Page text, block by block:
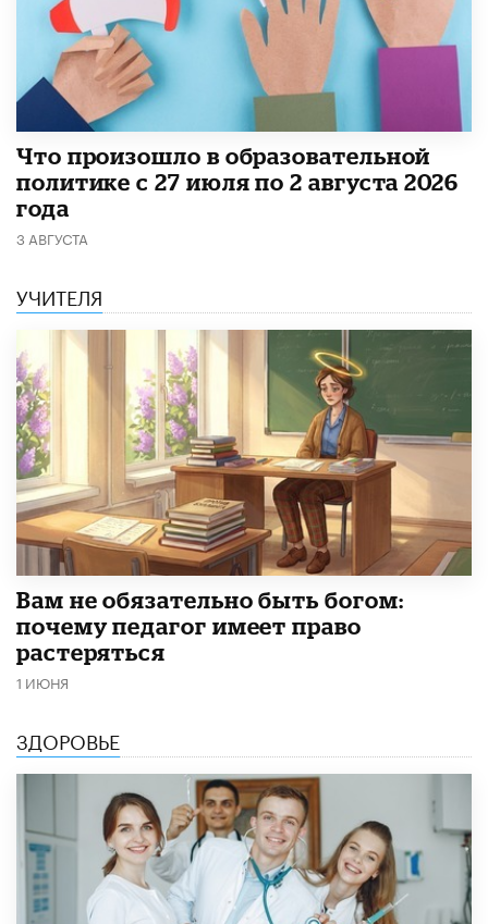
​Что произошло в образовательной
политике с 27 июля по 2 августа 2026
года
3 АВГУСТА
УЧИТЕЛЯ
​Вам не обязательно быть богом:
почему педагог имеет право
растеряться
1 ИЮНЯ
ЗДОРОВЬЕ